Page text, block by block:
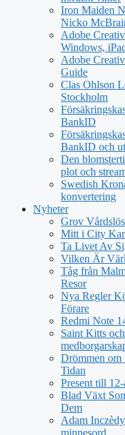
Iron Maiden
Nicko
Adobe
Windows,
Adobe
Guide
Clas Ohlson
Stockholm
BankID
BankID och
Den
plot och
Swedish
konvertering
Nyheter
Grov
Mitt i City
Ta Livet Av
Vilken Är
Tåg från
Resor
Nya Regler
Förare
Redmi Note
Saint Kitts
Drömmen om
Tidan
Present till
Blad Växt
Dem
Adam
minnesord